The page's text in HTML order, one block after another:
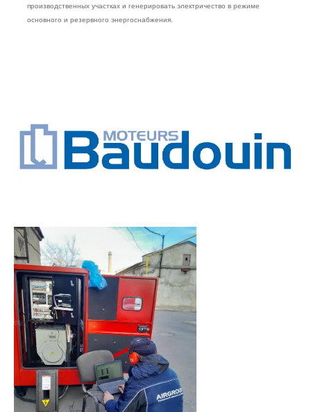
производственных участках и генерировать электричество в режиме
основного и резервного энергоснабжения.